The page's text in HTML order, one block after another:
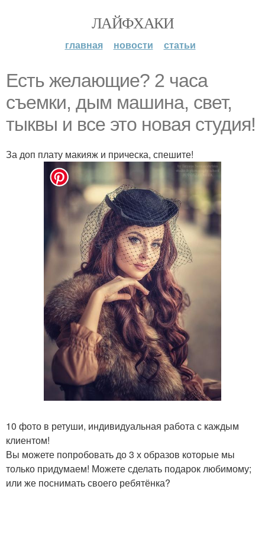
ЛАЙФХАКИ
главная новости статьи
Есть желающие? 2 часа
съемки, дым машина, свет,
тыквы и все это новая студия!
За доп плату макияж и прическа, спешите!
10 фото в ретуши, индивидуальная работа с каждым
клиентом!
Вы можете попробовать до 3 х образов которые мы
только придумаем! Можете сделать подарок любимому;
или же поснимать своего ребятёнка?